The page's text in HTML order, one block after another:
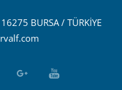
BURSA / TÜRKİYE